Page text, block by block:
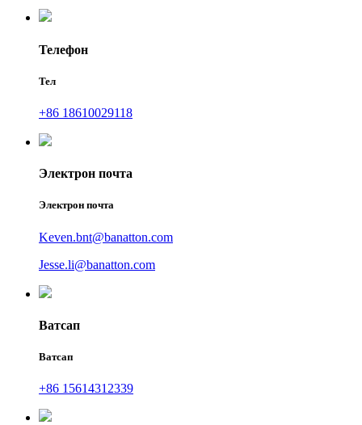
Телефон
Тел
+86 18610029118
Электрон почта
Электрон почта
Keven.bnt@banatton.com
Jesse.li@banatton.com
Ватсап
Ватсап
+86 15614312339